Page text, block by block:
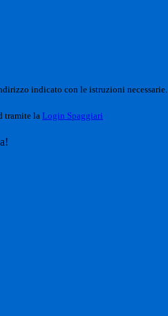
indicato con le istruzioni necessarie.
tramite la Login Spaggiari